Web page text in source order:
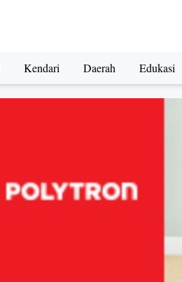
Kendari Daerah Edukasi